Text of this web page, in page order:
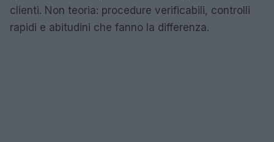
clienti. Non teoria: procedure verificabili, controlli
rapidi e abitudini che fanno la differenza.